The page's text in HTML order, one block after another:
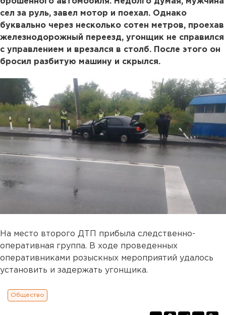
сел за руль, завел мотор и поехал. Однако
буквально через несколько сотен метров, проехав
железнодорожный переезд, угонщик не справился
с управлением и врезался в столб. После этого он
бросил разбитую машину и скрылся.
На место второго ДТП прибыла следственно-
оперативная группа. В ходе проведенных
оперативниками розыскных мероприятий удалось
установить и задержать угонщика.
Общество